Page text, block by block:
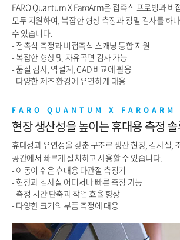
FARO Quantum X FaroArm은 접촉식 프로빙과 비
모두 지원하여, 복잡한 형상 측정과 정밀 검사를 하
수 있습니다.
- 접촉식 측정과 비접촉식 스캐닝 통합 지원
- 복잡한 형상 및 자유곡면 검사 가능
- 품질 검사, 역설계, CAD 비교에 활용
- 다양한 제조 환경에 유연하게 대응
FARO QUANTUM X FAROARM
현장 생산성을 높이는 휴대용 측정
휴대성과 유연성을 갖춘 구조로 생산 현장, 검사실,
공간에서 빠르게 설치하고 사용할 수 있습니다.
- 이동이 쉬운 휴대용 다관절 측정기
- 현장과 검사실 어디서나 빠른 측정 가능
- 측정 시간 단축과 작업 효율 향상
- 다양한 크기의 부품 측정에 대응